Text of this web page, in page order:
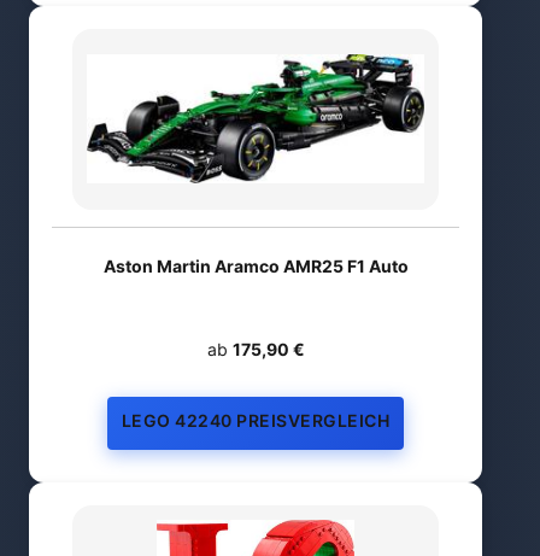
Aston Martin Aramco AMR25 F1 Auto
ab 175,90 €
LEGO 42240 PREISVERGLEICH